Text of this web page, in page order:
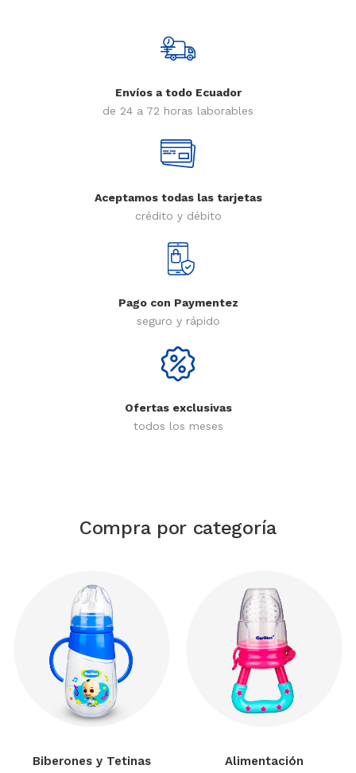
Envíos a todo Ecuador
de 24 a 72 horas laborables
Aceptamos todas las tarjetas
crédito y débito
Pago con Paymentez
seguro y rápido
Ofertas exclusivas
todos los meses
Compra por categoría
Biberones y Tetinas
Alimentación